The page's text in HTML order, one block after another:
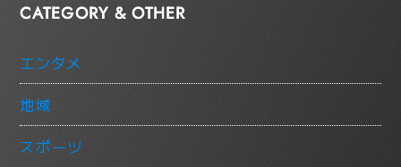
CATEGORY & OTHER
エンタメ
地域
スポーツ